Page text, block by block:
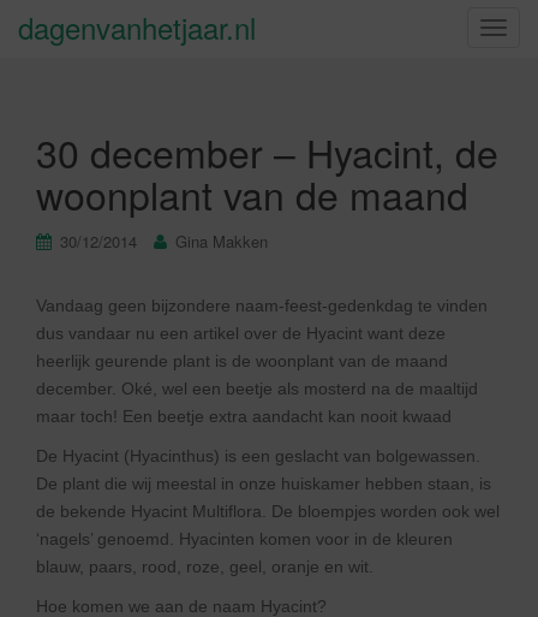
S
e
dagenvanhetjaar.nl
30 december – Hyacint, de
woonplant van de maand
30/12/2014 Gina Makken
Vandaag geen bijzondere naam-feest-gedenkdag te vinden
dus vandaar nu een artikel over de Hyacint want deze
heerlijk geurende plant is de woonplant van de maand
december. Oké, wel een beetje als mosterd na de maaltijd
maar toch! Een beetje extra aandacht kan nooit kwaad
De Hyacint (Hyacinthus) is een geslacht van bolgewassen.
De plant die wij meestal in onze huiskamer hebben staan, is
de bekende Hyacint Multiflora. De bloempjes worden ook wel
‘nagels’ genoemd. Hyacinten komen voor in de kleuren
blauw, paars, rood, roze, geel, oranje en wit.
Hoe komen we aan de naam Hyacint?